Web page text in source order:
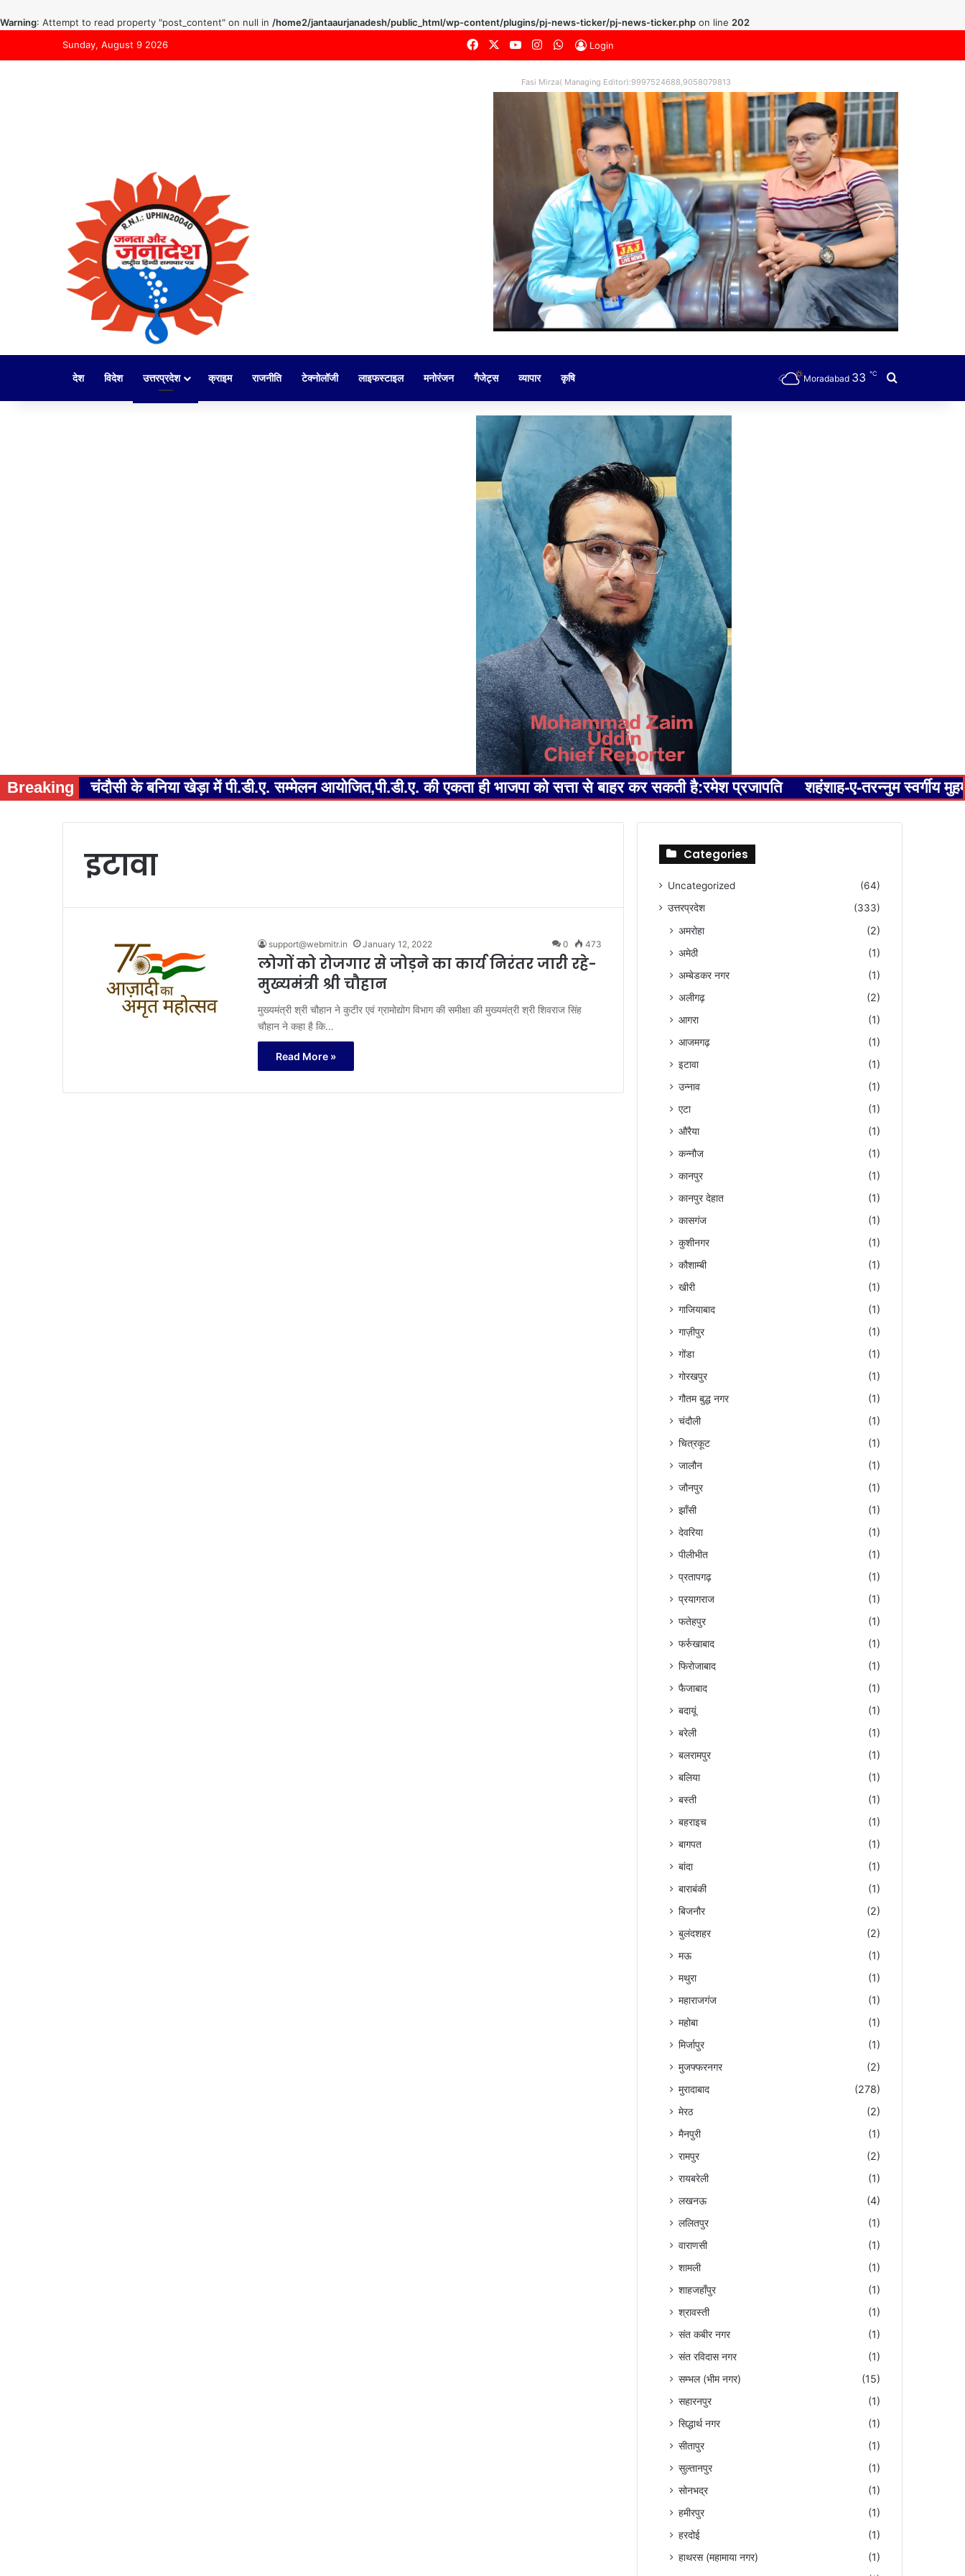
Warning: Attempt to read property "post_content" on null in /home2/jantaaurjanadesh/public_html/wp-content/plugins/pj-news-ticker/pj-news-ticker.php on line 202
Sunday, August 9 2026
Facebook YouTubeInstagram
WhatsApp
Login
Fasi Mirza( Managing Editor):9997524688,9058079813
देश विदेश उत्तरप्रदेश क्राइम राजनीति टेक्नोलॉजी लाइफस्टाइल मनोरंजन गैजेट्स व्यापार कृषि Moradabad 33 ℃
Breaking चंदौसी के बनिया खेड़ा में पी.डी.ए. सम्मेलन आयोजित,पी.डी.ए. की एकता ही भाजपा को सत्ता से बाहर कर सकती है:रमेश प्रजापति शहंशाह-ए-तरन्नुम स्वर्गीय
इटावा
support@webmitr.in January 12, 2022 0 473
लोगों को रोजगार से जोड़ने का कार्य निरंतर जारी रहे-
मुख्यमंत्री श्री चौहान
मुख्यमंत्री श्री चौहान ने कुटीर एवं ग्रामोद्योग विभाग की समीक्षा की मुख्यमंत्री श्री शिवराज सिंह
चौहान ने कहा है कि…
Read More »
Categories
Uncategorized
(64)
उत्तरप्रदेश
(333)
अमरोहा
(2)
अमेठी
(1)
अम्बेडकर नगर
(1)
अलीगढ़
(2)
आगरा
(1)
आजमगढ़
(1)
इटावा
(1)
उन्नाव
(1)
एटा
(1)
औरैया
(1)
कन्नौज
(1)
कानपुर
(1)
कानपुर देहात
(1)
कासगंज
(1)
कुशीनगर
(1)
कौशाम्बी
(1)
खीरी
(1)
गाजियाबाद
(1)
गाज़ीपुर
(1)
गोंडा
(1)
गोरखपुर
(1)
गौतम बुद्ध नगर
(1)
चंदौली
(1)
चित्रकूट
(1)
जालौन
(1)
जौनपुर
(1)
झाँसी
(1)
देवरिया
(1)
पीलीभीत
(1)
प्रतापगढ़
(1)
प्रयागराज
(1)
फतेहपुर
(1)
फर्रुखाबाद
(1)
फिरोजाबाद
(1)
फैजाबाद
(1)
बदायूं
(1)
बरेली
(1)
बलरामपुर
(1)
बलिया
(1)
बस्ती
(1)
बहराइच
(1)
बागपत
(1)
बांदा
(1)
बाराबंकी
(1)
बिजनौर
(2)
बुलंदशहर
(2)
मऊ
(1)
मथुरा
(1)
महाराजगंज
(1)
महोबा
(1)
मिर्जापुर
(1)
मुजफ्फरनगर
(2)
मुरादाबाद
(278)
मेरठ
(2)
मैनपुरी
(1)
रामपुर
(2)
रायबरेली
(1)
लखनऊ
(4)
ललितपुर
(1)
वाराणसी
(1)
शामली
(1)
शाहजहाँपुर
(1)
श्रावस्ती
(1)
संत कबीर नगर
(1)
संत रविदास नगर
(1)
सम्भल (भीम नगर)
(15)
सहारनपुर
(1)
सिद्धार्थ नगर
(1)
सीतापुर
(1)
सुल्तानपुर
(1)
सोनभद्र
(1)
हमीरपुर
(1)
हरदोई
(1)
हाथरस (महामाया नगर)
(1)